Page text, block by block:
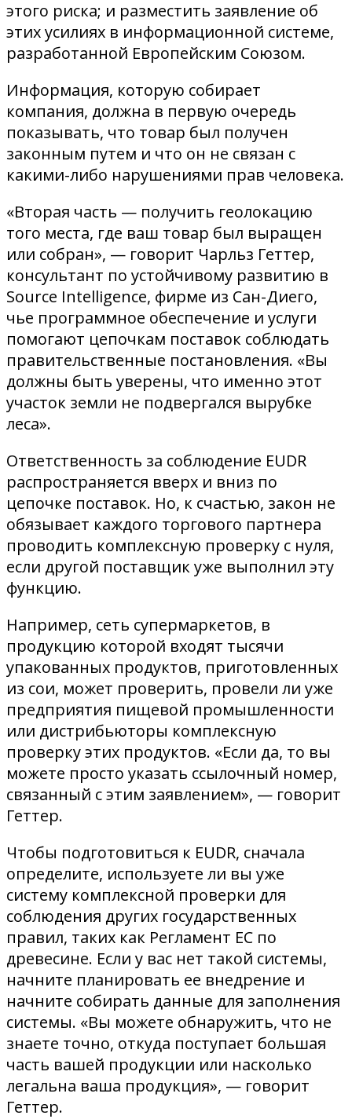
этого риска; и разместить заявление об
этих усилиях в информационной системе,
разработанной Европейским Союзом.
Информация, которую собирает
компания, должна в первую очередь
показывать, что товар был получен
законным путем и что он не связан с
какими-либо нарушениями прав человека.
«Вторая часть — получить геолокацию
того места, где ваш товар был выращен
или собран», — говорит Чарльз Геттер,
консультант по устойчивому развитию в
Source Intelligence, фирме из Сан-Диего,
чье программное обеспечение и услуги
помогают цепочкам поставок соблюдать
правительственные постановления. «Вы
должны быть уверены, что именно этот
участок земли не подвергался вырубке
леса».
Ответственность за соблюдение EUDR
распространяется вверх и вниз по
цепочке поставок. Но, к счастью, закон не
обязывает каждого торгового партнера
проводить комплексную проверку с нуля,
если другой поставщик уже выполнил эту
функцию.
Например, сеть супермаркетов, в
продукцию которой входят тысячи
упакованных продуктов, приготовленных
из сои, может проверить, провели ли уже
предприятия пищевой промышленности
или дистрибьюторы комплексную
проверку этих продуктов. «Если да, то вы
можете просто указать ссылочный номер,
связанный с этим заявлением», — говорит
Геттер.
Чтобы подготовиться к EUDR, сначала
определите, используете ли вы уже
систему комплексной проверки для
соблюдения других государственных
правил, таких как Регламент ЕС по
древесине. Если у вас нет такой системы,
начните планировать ее внедрение и
начните собирать данные для заполнения
системы. «Вы можете обнаружить, что не
знаете точно, откуда поступает большая
часть вашей продукции или насколько
легальна ваша продукция», — говорит
Геттер.